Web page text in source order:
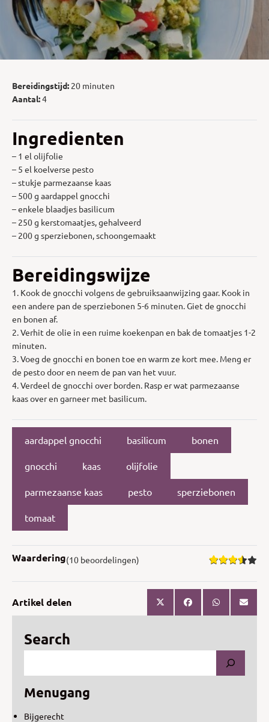
Bereidingstijd: 20 minuten
Aantal:4
Ingredienten
– 1 el olijfolie
– 5 el koelverse pesto
– stukje parmezaanse kaas
– 500 g aardappel gnocchi
– enkele blaadjes basilicum
– 250 g kerstomaatjes, gehalveerd
– 200 g sperziebonen, schoongemaakt
Bereidingswijze
1. Kook de gnocchi volgens de gebruiksaanwijzing gaar. Kook in
een andere pan de sperziebonen 5-6 minuten. Giet de gnocchi
en bonen af.
2. Verhit de olie in een ruime koekenpan en bak de tomaatjes 1-2
minuten.
3. Voeg de gnocchi en bonen toe en warm ze kort mee. Meng er
de pesto door en neem de pan van het vuur.
4. Verdeel de gnocchi over borden. Rasp er wat parmezaanse
kaas over en garneer met basilicum.
aardappel gnocchi basilicum bonen
gnocchi kaas olijfolie
parmezaanse kaas pesto sperziebonen
tomaat
Waardering(10 beoordelingen)
Artikel delen
Search
Menugang
Bijgerecht